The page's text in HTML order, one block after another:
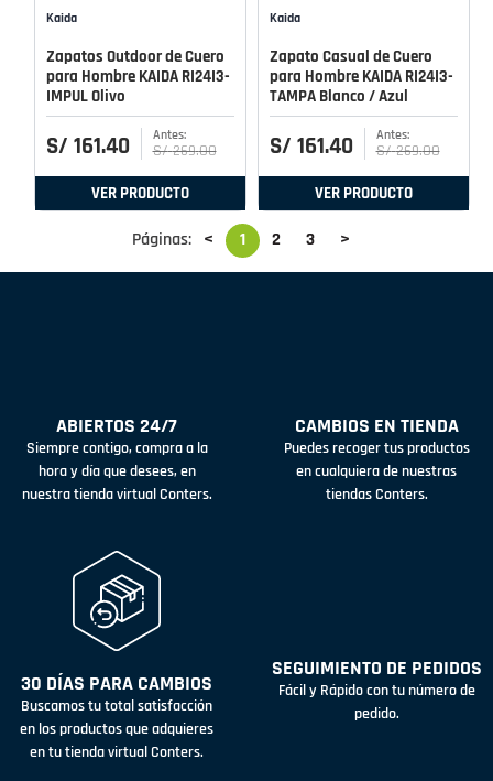
Kaida
Zapatos Outdoor de Cuero
para Hombre KAIDA RI24I3-
IMPUL Olivo
S/ 161.40 S/ 269.00
VER PRODUCTO
Kaida
Zapato Casual de Cuero
para Hombre KAIDA RI24I3-
TAMPA Blanco / Azul
S/ 161.40 S/ 269.00
VER PRODUCTO
Páginas: < 1 2 3 >
ABIERTOS 24/7
Siempre contigo, compra a la
hora y día que desees, en
nuestra tienda virtual Conters.
CAMBIOS EN TIENDA
Puedes recoger tus productos
en cualquiera de nuestras
tiendas Conters.
30 DÍAS PARA CAMBIOS
Buscamos tu total satisfacción
en los productos que adquieres
en tu tienda virtual Conters.
SEGUIMIENTO DE PEDIDOS
Fácil y Rápido con tu número de
pedido.